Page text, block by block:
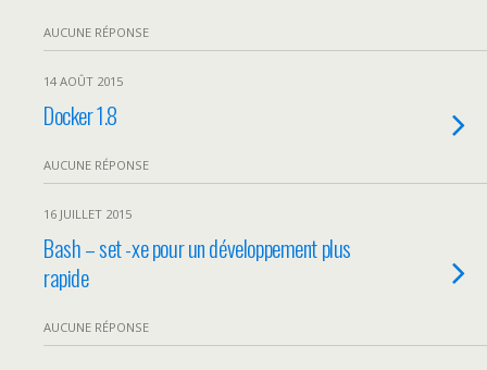
AUCUNE RÉPONSE
14 AOÛT 2015
Docker 1.8
AUCUNE RÉPONSE
16 JUILLET 2015
Bash – set -xe pour un développement plus
rapide
AUCUNE RÉPONSE